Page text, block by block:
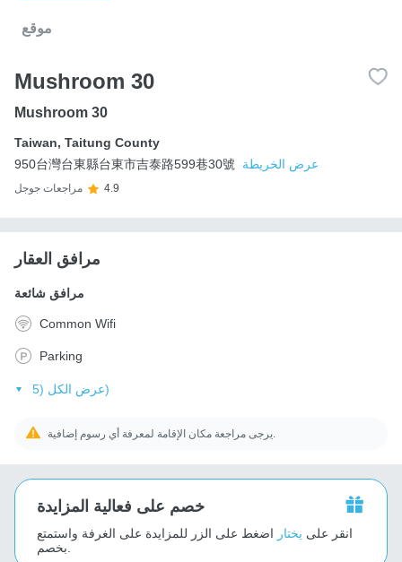
موقع
Mushroom 30
Mushroom 30
Taiwan, Taitung County
950台灣台東縣台東市吉泰路599巷30號
عرض الخريطة
مراجعات جوجل 4.9
مرافق العقار
مرافق شائعة
Common Wifi
Parking
عرض الكل (5)
خصم على فعالية المزايدة
انقر على يختار اضغط على الزر للمزايدة على الغرفة واستمتع